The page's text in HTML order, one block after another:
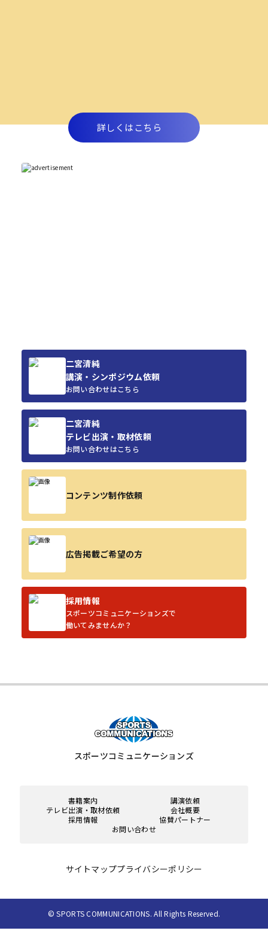
詳しくはこちら
二宮清純
講演・シンポジウム依頼
お問い合わせはこちら
二宮清純
テレビ出演・取材依頼
お問い合わせはこちら
コンテンツ制作依頼
広告掲載ご希望の方
採用情報
スポーツコミュニケーションズで
働いてみませんか？
スポーツコミュニケーションズ
書籍案内
講演依頼
テレビ出演・取材依頼
会社概要
採用情報
協賛パートナー
お問い合わせ
サイトマッププライバシーポリシー
© SPORTS COMMUNICATIONS. All Rights Reserved.